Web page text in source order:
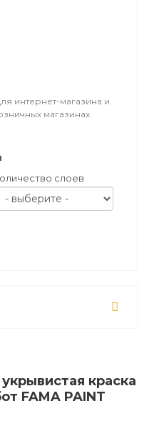
интернет-магазина и
магазинах
слоев
краска
FAMA PAINT